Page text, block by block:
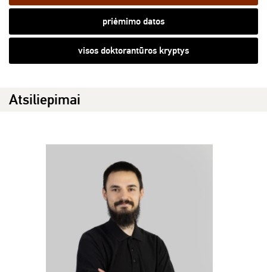
priėmimo datos
visos doktorantūros kryptys
Atsiliepimai